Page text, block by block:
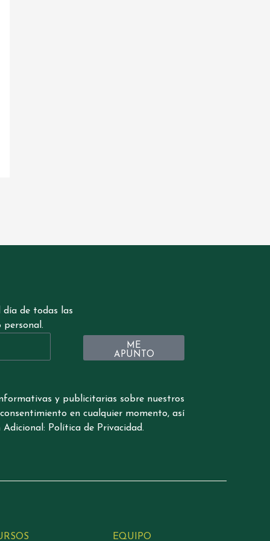
día de todas las
ME
APUNTO
y publicitarias sobre nuestros
en cualquier momento, así
Política de Privacidad.
EQUIPO